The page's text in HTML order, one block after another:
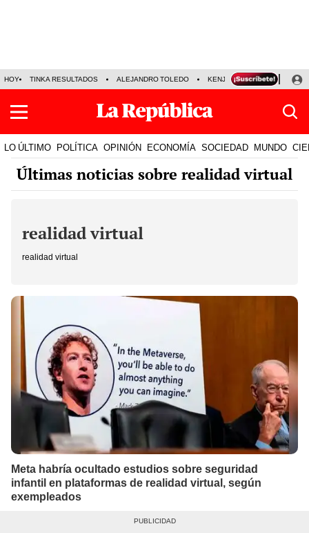
HOY TINKA RESULTADOS ALEJANDRO TOLEDO KENJI FUJIMORI
LO ÚLTIMO POLÍTICA OPINIÓN ECONOMÍA SOCIEDAD MUNDO
Últimas noticias sobre realidad virtual
realidad virtual
realidad virtual
Meta habría ocultado estudios sobre seguridad
infantil en plataformas de realidad virtual, según
exempleados